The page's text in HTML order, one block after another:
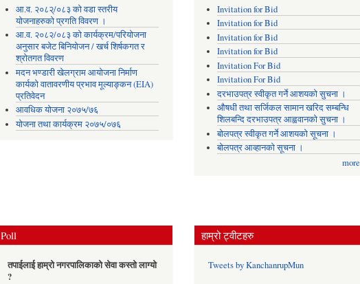
आ.व. २०८२्/०८३ को वडा स्तरीय
योजनाहरुको प्रगति विवरण ।
आ.व. २०८२/०८३ को कार्यक्रम/परियोजना
अनुसार बजेट बिनियोजन / खर्च शिर्षकगत र
श्रोतगत विवरण
मदन भण्डारी खेलग्राम आयोजना निर्माण
कार्यको वातावरणीय प्रभाव मूल्याङ्कन (EIA)
प्रतिवेदन
आवधिक योजना २०७५/७६
योजना तथा कार्यक्रम २०७५/०७६
Invitation for Bid
Invitation for Bid
Invitation for Bid
Invitation for Bid
Invitation For Bid
Invitation For Bid
दरभाउपत्र स्वीकृत गर्ने आशयको सुचना ।
औषधी तथा सर्जिकल सामान खरिद सम्बन्धि
शिलबन्दि दरभाउपत्र आह्ववानको सुचना ।
बोलपत्र स्वीकृत गर्ने आशयको सूचना ।
बोलपत्र आव्हानको सूचना ।
more
Poll
तपाईलाई हाम्रो नगरपालिकाको सेवा कस्तो लाग्यो
?
हाम्रो ट्वीटहरु
Tweets by KanchanrupMun